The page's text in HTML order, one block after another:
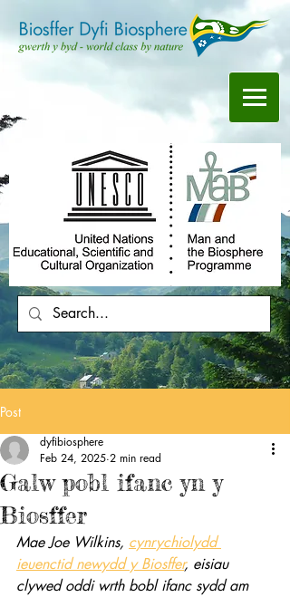
Post
Galw pobl ifanc yn y
Biosffer
dyfibiosphere
Feb 24, 2025 2 min read
Mae Joe Wilkins, cynrychiolydd
ieuenctid newydd y Biosffer, eisiau
clywed oddi wrth bobl ifanc sydd am